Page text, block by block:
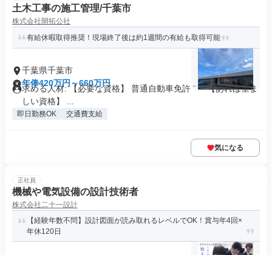
土木工事の施工管理/千葉市
株式会社開拓公社
有給休暇取得推奨！現場終了後は約1週間の有給も取得可能
千葉県千葉市
年俸420万円～660万円
求める人材: 【必要な資格】 普通自動車免許 ¨ 【あれば望ま
しい資格】 ...
即日勤務OK 交通費支給
気になる
正社員
機械や電気設備の設計技術者
株式会社二十一設計
【経験年数不問】設計図面が読み取れるレベルでOK！賞与年4回×
年休120日